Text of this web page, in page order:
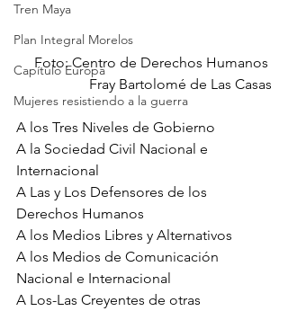
Tren Maya
Plan Integral Morelos
Capítulo Europa
Mujeres resistiendo a la guerra
Foto: Centro de Derechos Humanos
Fray Bartolomé de Las Casas
A los Tres Niveles de Gobierno
A la Sociedad Civil Nacional e
Internacional
A Las y Los Defensores de los
Derechos Humanos
A los Medios Libres y Alternativos
A los Medios de Comunicación
Nacional e Internacional
A Los-Las Creyentes de otras